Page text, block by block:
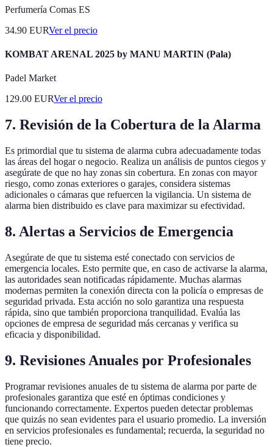
Perfumería Comas ES
34.90 EURVer el precio
KOMBAT ARENAL 2025 by MANU MARTIN (Pala)
Padel Market
129.00 EURVer el precio
7. Revisión de la Cobertura de la Alarma
Es primordial que tu sistema de alarma cubra adecuadamente todas
las áreas del hogar o negocio. Realiza un análisis de puntos ciegos y
asegúrate de que no hay zonas sin cobertura. En zonas con mayor
riesgo, como zonas exteriores o garajes, considera sistemas
adicionales o cámaras que refuercen la vigilancia. Un sistema de
alarma bien distribuido es clave para maximizar su efectividad.
8. Alertas a Servicios de Emergencia
Asegúrate de que tu sistema esté conectado con servicios de
emergencia locales. Esto permite que, en caso de activarse la alarma,
las autoridades sean notificadas rápidamente. Muchas alarmas
modernas permiten la conexión directa con la policía o empresas de
seguridad privada. Esta acción no solo garantiza una respuesta
rápida, sino que también proporciona tranquilidad. Evalúa las
opciones de empresa de seguridad más cercanas y verifica su
eficacia y disponibilidad.
9. Revisiones Anuales por Profesionales
Programar revisiones anuales de tu sistema de alarma por parte de
profesionales garantiza que esté en óptimas condiciones y
funcionando correctamente. Expertos pueden detectar problemas
que quizás no sean evidentes para el usuario promedio. La inversión
en servicios profesionales es fundamental; recuerda, la seguridad no
tiene precio.